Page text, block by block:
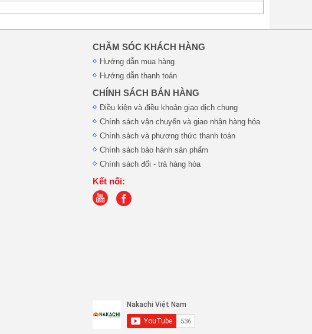
CHĂM SÓC KHÁCH HÀNG
Hướng dẫn mua hàng
Hướng dẫn thanh toán
CHÍNH SÁCH BÁN HÀNG
Điều kiện và điều khoản giao dịch chung
Chính sách vận chuyển và giao nhận hàng hóa
Chính sách và phương thức thanh toán
Chính sách bảo hành sản phẩm
Chính sách đổi - trả hàng hóa
Kết nối: